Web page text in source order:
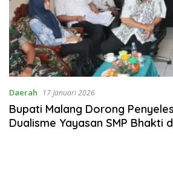
Daerah 17 Januari 2026
Bupati Malang Dorong
Dualisme Yayasan SMP Bhakti